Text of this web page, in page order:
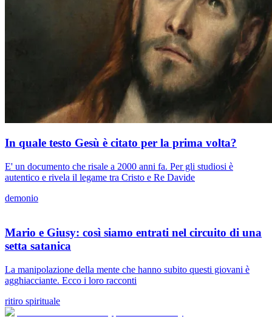
In quale testo Gesù è citato per la prima volta?
E' un documento che risale a 2000 anni fa. Per gli studiosi è
autentico e rivela il legame tra Cristo e Re Davide
demonio
Mario e Giusy: così siamo entrati nel circuito di una
setta satanica
La manipolazione della mente che hanno subito questi giovani è
agghiacciante. Ecco i loro racconti
ritiro spirituale